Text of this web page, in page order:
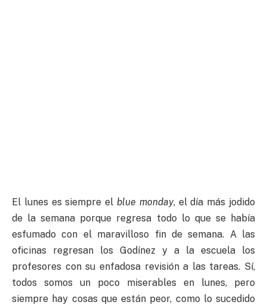
El lunes es siempre el blue monday, el día más jodido
de la semana porque regresa todo lo que se había
esfumado con el maravilloso fin de semana. A las
oficinas regresan los Godínez y a la escuela los
profesores con su enfadosa revisión a las tareas. Sí,
todos somos un poco miserables en lunes, pero
siempre hay cosas que están peor, como lo sucedido